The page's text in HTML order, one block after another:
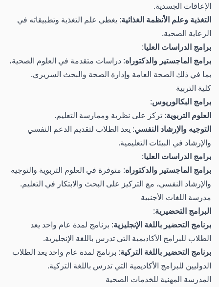
الإعاقات الجسدية.
التغذية وعلم الأنظمة الغذائية: يغطي علم التغذية وتطبيقاته في
الرعاية الصحية.
برامج الدراسات العليا:
برامج الماجستير والدكتوراه: دراسات متقدمة في العلوم الصحية،
بما في ذلك الصحة العامة وإدارة الصحة والبحث السريري.
كلية التربية
برامج البكالوريوس:
العلوم التربوية: تركز على نظرية وممارسة التعليم.
التوجيه والإرشاد النفسي: يعد الطلاب لتقديم الدعم النفسي
والإرشاد في البيئات التعليمية.
برامج الدراسات العليا:
برامج الماجستير والدكتوراه: متوفرة في العلوم التربوية والتوجيه
والإرشاد النفسي، مع التركيز على البحث والابتكار في التعليم.
مدرسة اللغات الأجنبية
البرامج التحضيرية:
برنامج التحضير باللغة الإنجليزية: برنامج لمدة عام واحد يعد
الطلاب للبرامج الأكاديمية التي تدرس باللغة الإنجليزية.
برنامج التحضير باللغة التركية: برنامج لمدة عام واحد يعد الطلاب
الدوليين للبرامج الأكاديمية التي تدرس باللغة التركية.
المدرسة المهنية للخدمات الصحية